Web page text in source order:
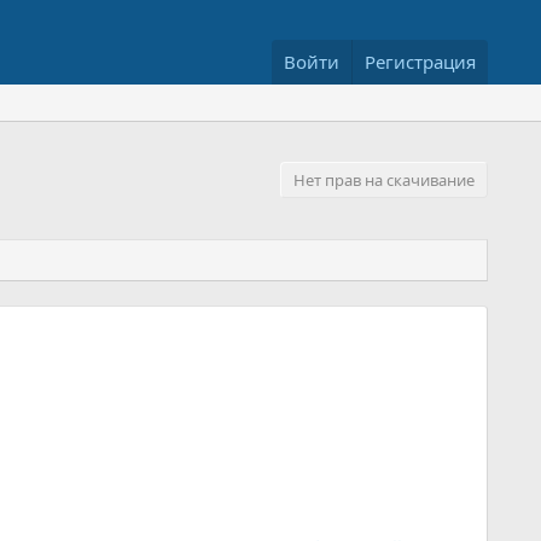
Войти Регистрация
Нет прав на скачивание